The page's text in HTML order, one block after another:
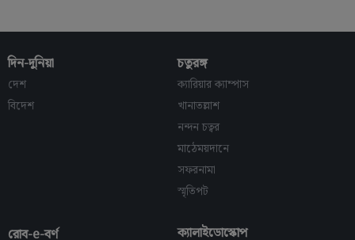
দিন-দুনিয়া
দেশ
বিদেশ
চতুরঙ্গ
ক্যারিয়ার ক্যাম্পাস
খানাতল্লাশ
নন্দন চত্বর
মাঠেময়দানে
সফরনামা
স্মৃতিপট
রোব-e-বর্ণ ক্যালাইডোস্কোপ